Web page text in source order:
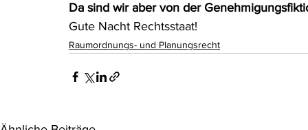
Da sind wir aber von der
Gute Nacht Rechtsstaat!
Raumordnungs- und Planungsrecht